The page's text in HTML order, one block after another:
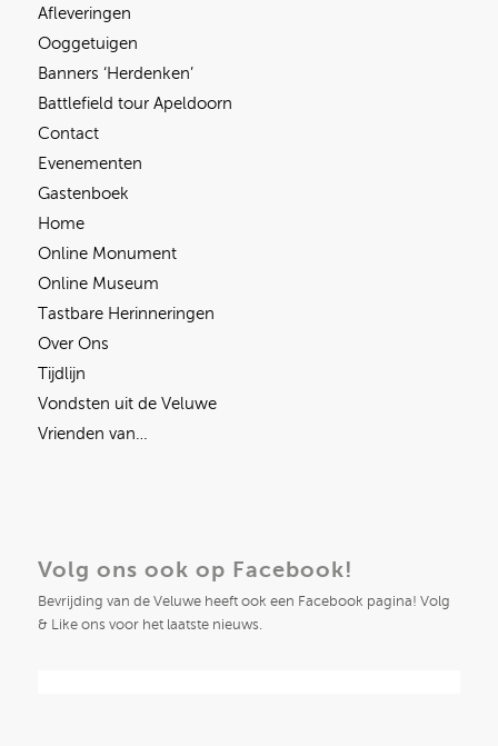
Afleveringen
Ooggetuigen
Banners ‘Herdenken’
Battlefield tour Apeldoorn
Contact
Evenementen
Gastenboek
Home
Online Monument
Online Museum
Tastbare Herinneringen
Over Ons
Tijdlijn
Vondsten uit de Veluwe
Vrienden van…
Volg ons ook op Facebook!
Bevrijding van de Veluwe heeft ook een Facebook pagina! Volg
& Like ons voor het laatste nieuws.